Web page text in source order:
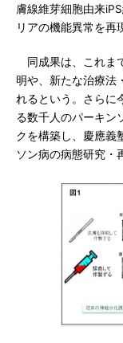
膚線維芽細胞由来
リアの機能異常を再
同成果は、これま
明や、新たな治療法
れるという。さらに
る数千人のパーキン
クを構築し、慶應義
ソン病の病態研究・